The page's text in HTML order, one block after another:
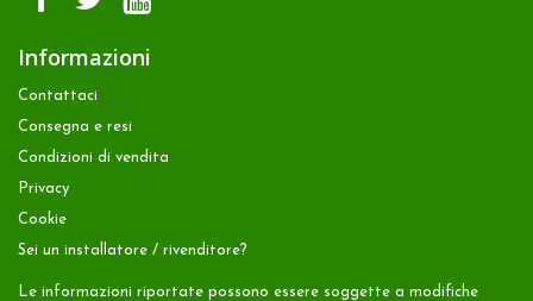
Informazioni
Contattaci
Consegna e resi
Condizioni di vendita
Privacy
Cookie
Sei un installatore / rivenditore?
Le informazioni riportate possono essere soggette a modifiche